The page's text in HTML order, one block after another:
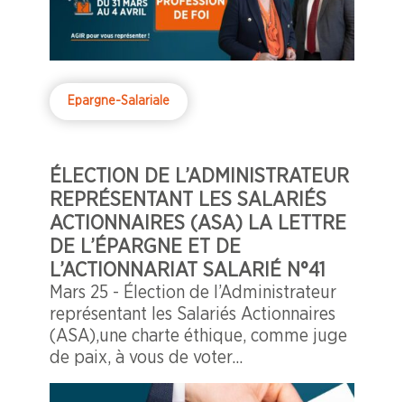
Epargne-Salariale
ÉLECTION DE L’ADMINISTRATEUR
REPRÉSENTANT LES SALARIÉS
ACTIONNAIRES (ASA) LA LETTRE
DE L’ÉPARGNE ET DE
L’ACTIONNARIAT SALARIÉ N°41
Mars 25 - Élection de l’Administrateur
représentant les Salariés Actionnaires
(ASA),une charte éthique, comme juge
de paix, à vous de voter...